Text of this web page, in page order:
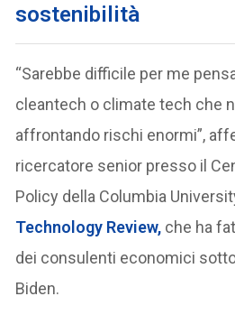
sostenibilità
“Sarebbe difficile per me
cleantech o climate tech che
affrontando rischi enormi”,
ricercatore senior presso il
Policy della Columbia
Technology Review, che ha
dei consulenti economici
Biden.